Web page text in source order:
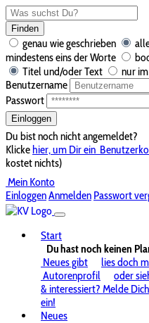
Finden
genau wie geschrieben
mindestens eins der Worte
Titel und/oder Text
nur
Benutzername
Passwort
Einloggen
Du bist noch nicht angemeldet?
Klickehier, um Dir ein
kostet nichts)
Mein Konto
EinloggenAnmelden Passwort
Start
Du hast noch keinen
Neues gibt
lies doch
Autorenprofil
oder
& interessiert? Melde
ein!
Neues